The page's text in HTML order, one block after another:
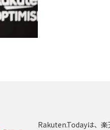
Rakuten.Todayは、楽